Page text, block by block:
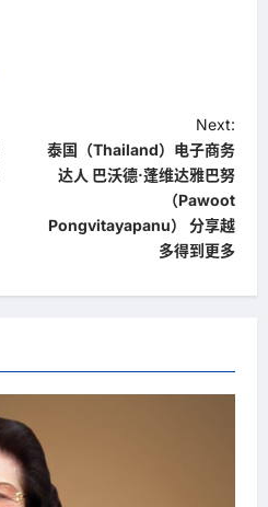
Next:
泰国（Thailand）电子商务
达人 巴沃德·蓬维达雅巴努
（Pawoot
Pongvitayapanu） 分享越
多得到更多